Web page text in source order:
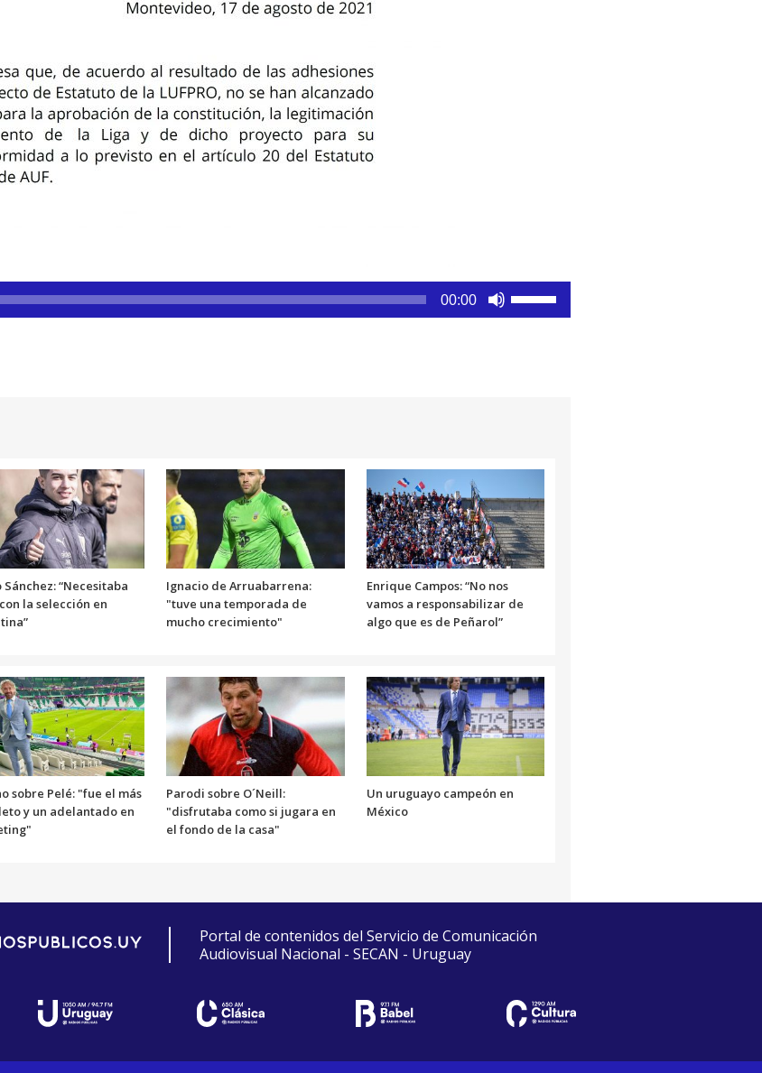
00:00
el
volumen.
Sánchez: “Necesitaba
la selección en
Ignacio de Arruabarrena:
"tuve una temporada de
mucho crecimiento"
Enrique Campos: “No nos
vamos a responsabilizar de
algo que es de Peñarol”
sobre Pelé: "fue el más
y un adelantado en
Parodi sobre O´Neill:
"disfrutaba como si jugara en
el fondo de la casa"
Un uruguayo campeón en
México
Portal de contenidos del Servicio de Comunicación
Audiovisual Nacional - SECAN - Uruguay